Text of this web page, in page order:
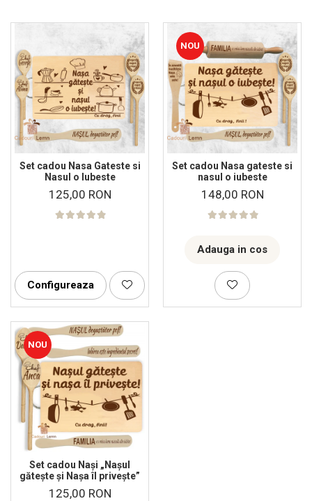
Set cadou Nasa Gateste si
Nasul o Iubeste
125,00 RON
Configureaza
NOU
Set cadou Nasa gateste si
nasul o iubeste
148,00 RON
Adauga in cos
NOU
Set cadou Nași „Nașul
gătește și Nașa îl privește”
125,00 RON